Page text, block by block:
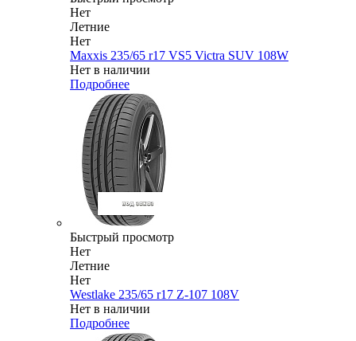
Нет
Летние
Нет
Maxxis 235/65 r17 VS5 Victra SUV 108W
Нет в наличии
Подробнее
Быстрый просмотр
Нет
Летние
Нет
Westlake 235/65 r17 Z-107 108V
Нет в наличии
Подробнее